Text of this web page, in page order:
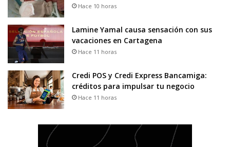
Hace 10 horas
Lamine Yamal causa sensación con sus
vacaciones en Cartagena
Hace 11 horas
Credi POS y Credi Express Bancamiga:
créditos para impulsar tu negocio
Hace 11 horas